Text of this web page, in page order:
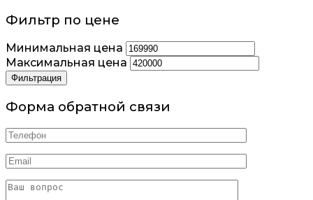
Фильтр по цене
Минимальная цена
Максимальная цена
Фильтрация
Форма обратной связи